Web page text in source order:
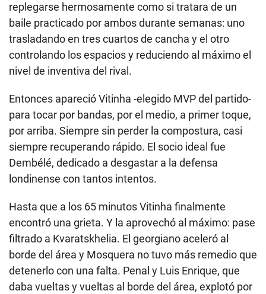
replegarse hermosamente como si tratara de un
baile practicado por ambos durante semanas: uno
trasladando en tres cuartos de cancha y el otro
controlando los espacios y reduciendo al máximo el
nivel de inventiva del rival.
Entonces apareció Vitinha -elegido MVP del partido-
para tocar por bandas, por el medio, a primer toque,
por arriba. Siempre sin perder la compostura, casi
siempre recuperando rápido. El socio ideal fue
Dembélé, dedicado a desgastar a la defensa
londinense con tantos intentos.
Hasta que a los 65 minutos Vitinha finalmente
encontró una grieta. Y la aprovechó al máximo: pase
filtrado a Kvaratskhelia. El georgiano aceleró al
borde del área y Mosquera no tuvo más remedio que
detenerlo con una falta. Penal y Luis Enrique, que
daba vueltas y vueltas al borde del área, explotó por